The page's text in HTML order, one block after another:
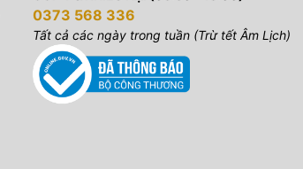
0373 568 336
Tất cả các ngày trong tuần (Trừ tết Âm Lịch)